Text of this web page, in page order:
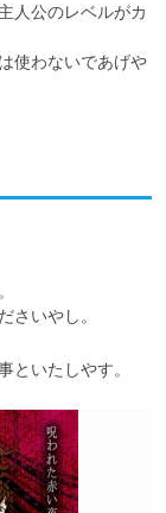
人公のレベルがカ
使わないであげや
さいやし。
といたしやす。